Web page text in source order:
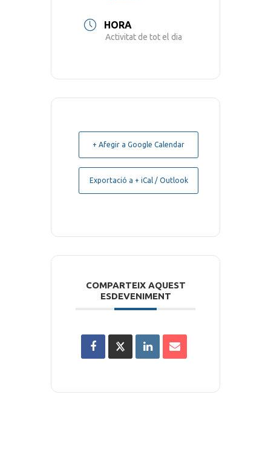
HORA
Activitat de tot el dia
+ Afegir a Google Calendar
Exportació a + iCal / Outlook
COMPARTEIX AQUEST
ESDEVENIMENT